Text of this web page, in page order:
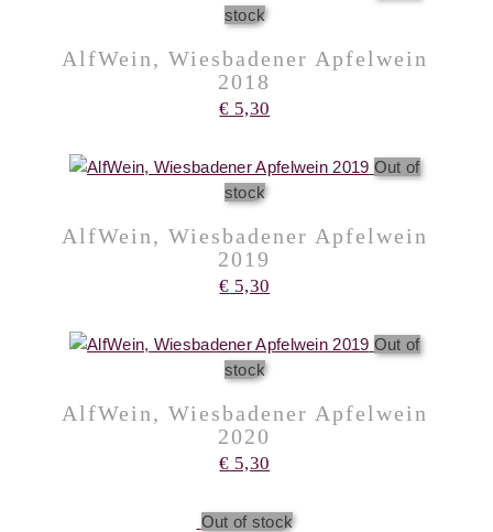
stock
AlfWein, Wiesbadener Apfelwein
2018
€ 5,30
Out of
stock
AlfWein, Wiesbadener Apfelwein
2019
€ 5,30
Out of
stock
AlfWein, Wiesbadener Apfelwein
2020
€ 5,30
Out of stock